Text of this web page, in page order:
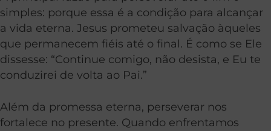
simples: porque essa é a condição para alcançar
a vida eterna. Jesus prometeu salvação àqueles
que permanecem fiéis até o final. É como se Ele
dissesse: “Continue comigo, não desista, e Eu te
conduzirei de volta ao Pai.”
Além da promessa eterna, perseverar nos
fortalece no presente. Quando enfrentamos